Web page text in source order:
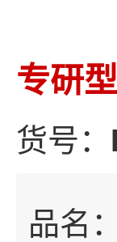
专研
货号：
品名